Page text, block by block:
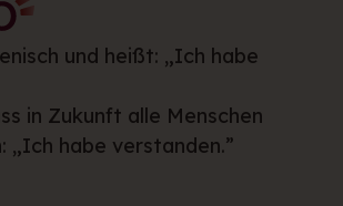
und heißt: „Ich habe
in Zukunft alle Menschen
„Ich habe verstanden.”